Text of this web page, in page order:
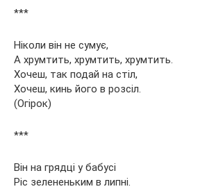
***
Ніколи він не сумує,
А хрумтить, хрумтить, хрумтить.
Хочеш, так подай на стіл,
Хочеш, кинь його в розсіл.
(Огірок)
***
Він на грядці у бабусі
Ріс зелененьким в липні.